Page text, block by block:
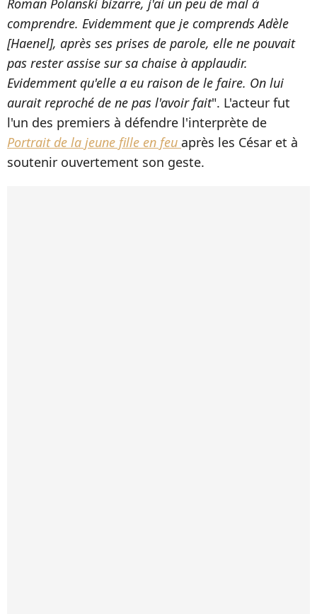
Roman Polanski bizarre, j'ai un peu de mal à
comprendre. Evidemment que je comprends Adèle
[Haenel], après ses prises de parole, elle ne pouvait
pas rester assise sur sa chaise à applaudir.
Evidemment qu'elle a eu raison de le faire. On lui
aurait reproché de ne pas l'avoir fait". L'acteur fut
l'un des premiers à défendre l'interprète de
Portrait de la jeune fille en feu après les César et à
soutenir ouvertement son geste.